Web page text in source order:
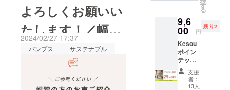
荷体制が整い次第順次発送
予定となりますので、少々
お待ちいただけますと幸い
です。※アイボリーとオーク
は、予定通り４月の入荷予
定になります。２足以上ご
ントを拝見していると、お
子さまの入園式で履きた
い！という方がいらっしゃ
いました。実は、POP UP
SHOP等で店頭に立ってい
ると、同じようなお声を多
よろしくお願いい
たします！／幅狭
の方のお声ご紹介
2024/02/27 17:37
パンプス サステナブル
願いい
す。単
品支援
は承れ
ません
のでご
注意く
ださ
い。 ※
お届け
す
る
9,6
00 円
残り2
Kesou
ポイン
テッド
トゥパ
ンプス
アイボ
支援
者：
13人